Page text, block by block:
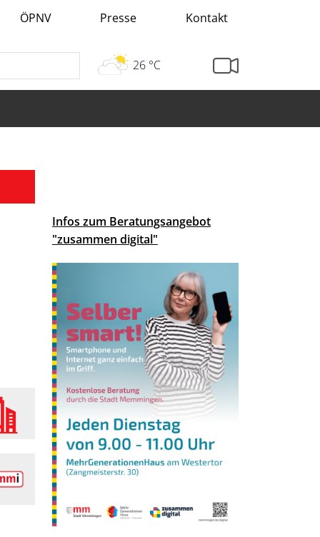
ÖPNV Presse Kontakt
26 °C
Infos zum Beratungsangebot
"zusammen digital"